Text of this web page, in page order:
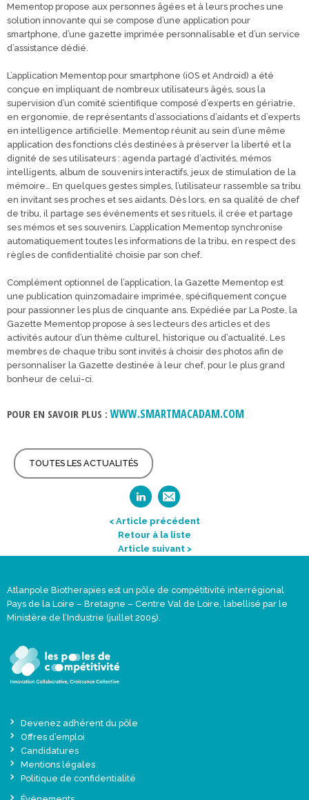
Mementop propose aux personnes âgées et à leurs proches une
solution innovante qui se compose d’une application pour
smartphone, d’une gazette imprimée personnalisable et d’un service
d’assistance dédié.
L’application Mementop pour smartphone (iOS et Android) a été
conçue en impliquant de nombreux utilisateurs âgés, sous la
supervision d’un comité scientifique composé d’experts en gériatrie,
en ergonomie, de représentants d’associations d’aidants et d’experts
en intelligence artificielle. Mementop réunit au sein d’une même
application des fonctions clés destinées à préserver la liberté et la
dignité de ses utilisateurs : agenda partagé d’activités, mémos
intelligents, album de souvenirs interactifs, jeux de stimulation de la
mémoire… En quelques gestes simples, l’utilisateur rassemble sa tribu
en invitant ses proches et ses aidants. Dès lors, en sa qualité de chef
de tribu, il partage ses événements et ses rituels, il crée et partage
ses mémos et ses souvenirs. L’application Mementop synchronise
automatiquement toutes les informations de la tribu, en respect des
règles de confidentialité choisie par son chef.
Complément optionnel de l’application, la Gazette Mementop est
une publication quinzomadaire imprimée, spécifiquement conçue
pour passionner les plus de cinquante ans. Expédiée par La Poste, la
Gazette Mementop propose à ses lecteurs des articles et des
activités autour d’un thème culturel, historique ou d’actualité. Les
membres de chaque tribu sont invités à choisir des photos afin de
personnaliser la Gazette destinée à leur chef, pour le plus grand
bonheur de celui-ci.
POUR EN SAVOIR PLUS :WWW.SMARTMACADAM.COM
TOUTES LES ACTUALITÉS
< Article précédent
Retour à la liste
Article suivant >
Atlanpole Biotherapies est un pôle de compétitivité interrégional
Pays de la Loire – Bretagne – Centre Val de Loire, labellisé par le
Ministère de l’Industrie (juillet 2005).
Devenez adhérent du pôle
Offres d’emploi
Candidatures
Mentions légales
Politique de confidentialité